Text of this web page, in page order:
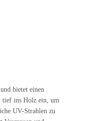
bietet einen
tief ins Holz ein, um
UV-Strahlen zu